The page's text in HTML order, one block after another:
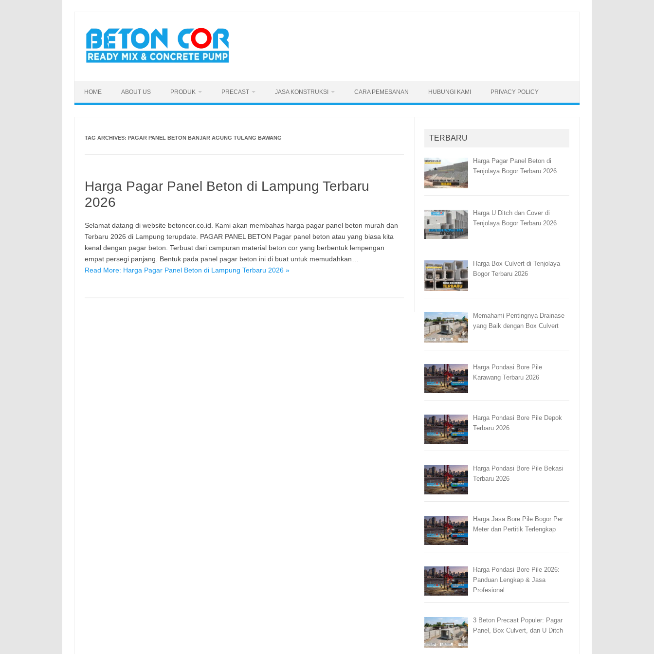
content
HOME ABOUT US PRODUK PRECAST JASA KONSTRUKSI CARA PEMESANAN HUBUNGI KAMI PRIVACY POLICY
TAG ARCHIVES: PAGAR PANEL BETON BANJAR AGUNG TULANG BAWANG
Harga Pagar Panel Beton di Lampung Terbaru
2026
Selamat datang di website betoncor.co.id. Kami akan membahas harga pagar panel beton murah dan
Terbaru 2026 di Lampung terupdate. PAGAR PANEL BETON Pagar panel beton atau yang biasa kita
kenal dengan pagar beton. Terbuat dari campuran material beton cor yang berbentuk lempengan
empat persegi panjang. Bentuk pada panel pagar beton ini di buat untuk memudahkan…
Read More: Harga Pagar Panel Beton di Lampung Terbaru 2026 »
TERBARU
Harga Pagar Panel Beton di
Tenjolaya Bogor Terbaru 2026
Harga U Ditch dan Cover di
Tenjolaya Bogor Terbaru 2026
Harga Box Culvert di Tenjolaya
Bogor Terbaru 2026
Memahami Pentingnya Drainase
yang Baik dengan Box Culvert
Harga Pondasi Bore Pile
Karawang Terbaru 2026
Harga Pondasi Bore Pile Depok
Terbaru 2026
Harga Pondasi Bore Pile Bekasi
Terbaru 2026
Harga Jasa Bore Pile Bogor Per
Meter dan Pertitik Terlengkap
Harga Pondasi Bore Pile 2026:
Panduan Lengkap & Jasa
Profesional
3 Beton Precast Populer: Pagar
Panel, Box Culvert, dan U Ditch